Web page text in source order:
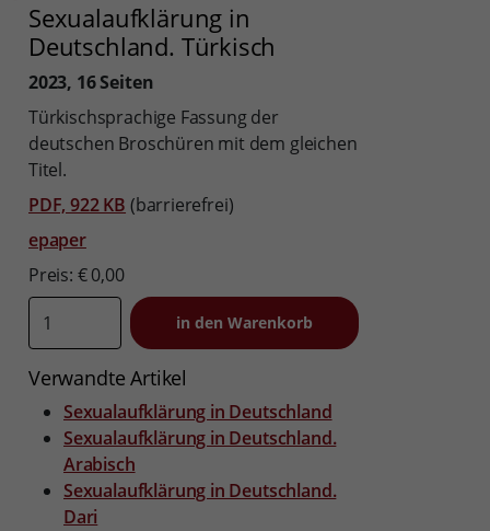
Sexualaufklärung in
Deutschland. Türkisch
2023, 16 Seiten
Türkischsprachige Fassung der
deutschen Broschüren mit dem gleichen
Titel.
PDF, 922 KB (barrierefrei)
epaper
Preis: € 0,00
Verwandte Artikel
Sexualaufklärung in Deutschland
Sexualaufklärung in Deutschland.
Arabisch
Sexualaufklärung in Deutschland.
Dari